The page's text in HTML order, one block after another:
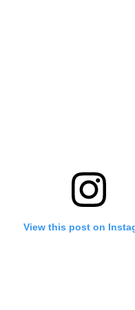
View this post on